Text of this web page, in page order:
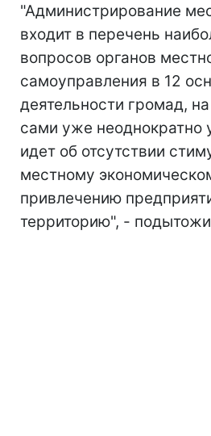
"Администрирование
входит в перечень
вопросов органов
самоуправления в 12
деятельности громад,
сами уже неоднократно
идет об отсутствии
местному
привлечению
территорию", -